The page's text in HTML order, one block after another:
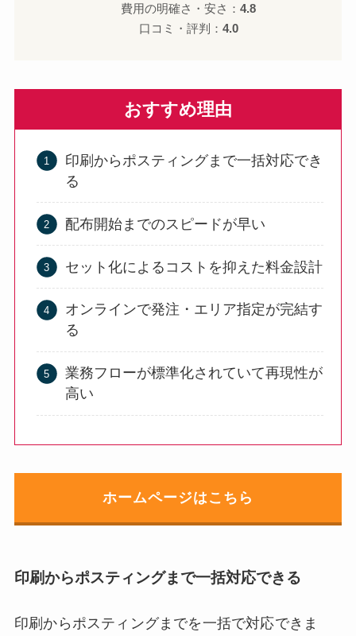
費用の明確さ・安さ：4.8
口コミ・評判： 4.0
おすすめ理由
印刷からポスティングまで一括対応でき
る
配布開始までのスピードが早い
セット化によるコストを抑えた料金設計
オンラインで発注・エリア指定が完結す
る
業務フローが標準化されていて再現性が
高い
ホームページはこちら
印刷からポスティングまで一括対応できる
印刷からポスティングまでを一括で対応できま